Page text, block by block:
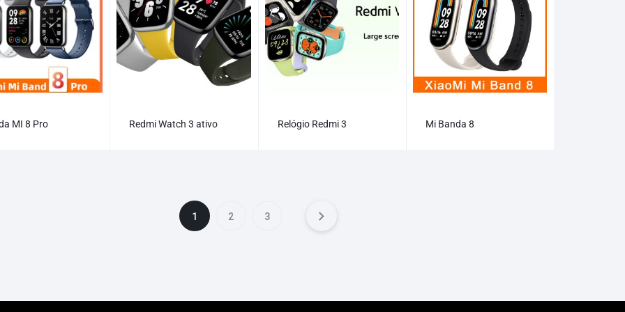
MI 8 Pro Redmi Watch 3 ativo Relógio Redmi 3 Mi Banda 8
1 2 3